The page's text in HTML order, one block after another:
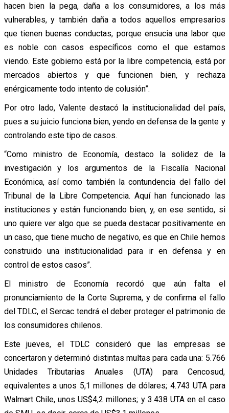
hacen bien la pega, daña a los consumidores, a los más
vulnerables, y también daña a todos aquellos empresarios
que tienen buenas conductas, porque ensucia una labor que
es noble con casos específicos como el que estamos
viendo. Este gobierno está por la libre competencia, está por
mercados abiertos y que funcionen bien, y rechaza
enérgicamente todo intento de colusión”.
Por otro lado, Valente destacó la institucionalidad del país,
pues a su juicio funciona bien, yendo en defensa de la gente y
controlando este tipo de casos.
“Como ministro de Economía, destaco la solidez de la
investigación y los argumentos de la Fiscalía Nacional
Económica, así como también la contundencia del fallo del
Tribunal de la Libre Competencia. Aquí han funcionado las
instituciones y están funcionando bien, y, en ese sentido, si
uno quiere ver algo que se pueda destacar positivamente en
un caso, que tiene mucho de negativo, es que en Chile hemos
construido una institucionalidad para ir en defensa y en
control de estos casos”.
El ministro de Economía recordó que aún falta el
pronunciamiento de la Corte Suprema, y de confirma el fallo
del TDLC, el Sercac tendrá el deber proteger el patrimonio de
los consumidores chilenos.
Este jueves, el TDLC consideró que las empresas se
concertaron y determinó distintas multas para cada una: 5.766
Unidades Tributarias Anuales (UTA) para Cencosud,
equivalentes a unos 5,1 millones de dólares; 4.743 UTA para
Walmart Chile, unos US$4,2 millones; y 3.438 UTA en el caso